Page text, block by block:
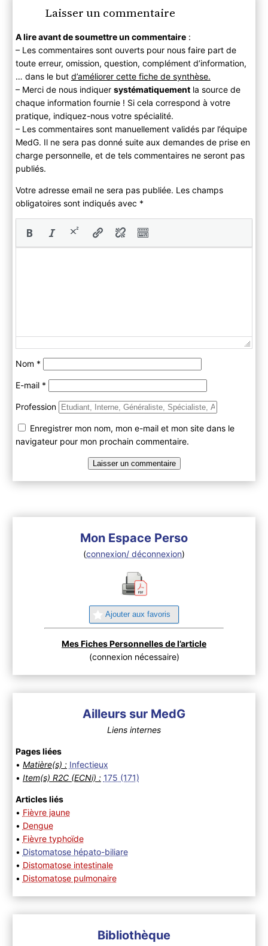
Laisser un commentaire
A lire avant de soumettre un commentaire:
– Les commentaires sont ouverts pour nous faire part de
toute erreur, omission, question, complément d’information,
… dans le but d’améliorer cette fiche de synthèse.
– Merci de nous indiquer systématiquementla source de
chaque information fournie ! Si cela correspond à votre
pratique, indiquez-nous votre spécialité.
– Les commentaires sont manuellement validés par l’équipe
MedG. Il ne sera pas donné suite aux demandes de prise en
charge personnelle, et de tels commentaires ne seront pas
publiés.
Votre adresse email ne sera pas publiée. Les champs
obligatoires sont indiqués avec *
Nom *
E-mail *
Profession
Enregistrer mon nom, mon e-mail et mon site dans le
navigateur pour mon prochain commentaire.
Mon Espace Perso
(connexion/ déconnexion)
Ajouter aux favoris
Mes Fiches Personnelles de l’article
(connexion nécessaire)
Ailleurs sur MedG
Liens internes
Pages liées
• Matière(s) : Infectieux
• Item(s) R2C (ECNi) : 175 (171)
Articles liés
• Fièvre jaune
• Dengue
• Fièvre typhoïde
• Distomatose hépato-biliare
• Distomatose intestinale
• Distomatose pulmonaire
Bibliothèque